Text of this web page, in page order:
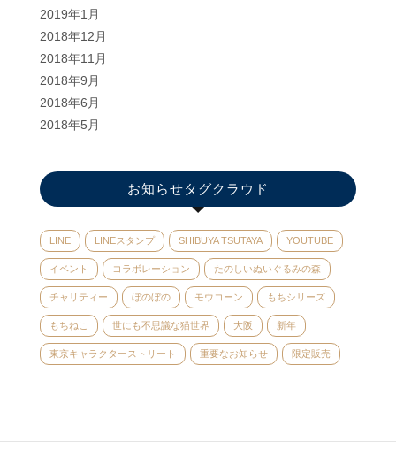
2019年1月
2018年12月
2018年11月
2018年9月
2018年6月
2018年5月
お知らせタグクラウド
LINE LINEスタンプ SHIBUYA TSUTAYA YOUTUBE
イベント コラボレーション たのしいぬいぐるみの森
チャリティー ぼのぼの モウコーン もちシリーズ
もちねこ 世にも不思議な猫世界 大阪 新年
東京キャラクターストリート 重要なお知らせ 限定販売